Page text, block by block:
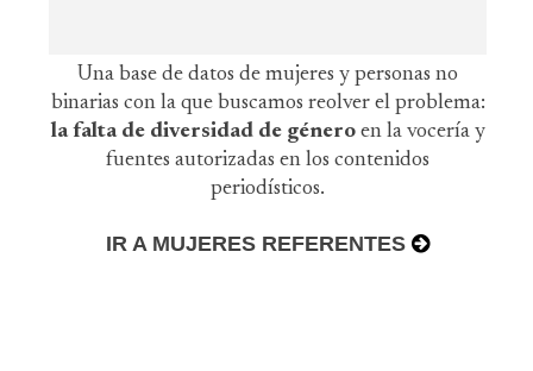
Una base de datos de mujeres y personas no
binarias con la que buscamos reolver el problema:
la falta de diversidad de género en la vocería y
fuentes autorizadas en los contenidos
periodísticos.
IR A MUJERES REFERENTES